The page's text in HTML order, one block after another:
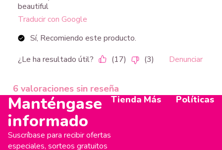
Manténgase
informado
Suscríbase para recibir ofertas
especiales, sorteos gratuitos
Tienda Más Políticas